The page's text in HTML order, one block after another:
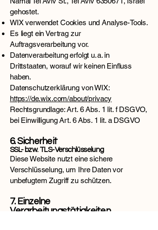
gehostet.
WIX verwendet Cookies und Analyse-Tools.
Es liegt ein Vertrag zur
Auftragsverarbeitung vor.
Datenverarbeitung erfolgt u. a. in
Drittstaaten, worauf wir keinen Einfluss
haben.
Datenschutzerklärung von WIX:
https://de.wix.com/about/privacy
Rechtsgrundlage: Art. 6 Abs. 1 lit. f DSGVO,
bei Einwilligung Art. 6 Abs. 1 lit. a DSGVO
6. Sicherheit
SSL- bzw. TLS-Verschlüsselung
Diese Website nutzt eine sichere
Verschlüsselung, um Ihre Daten vor
unbefugtem Zugriff zu schützen.
7. Einzelne
Verarbeitungstätigkeiten